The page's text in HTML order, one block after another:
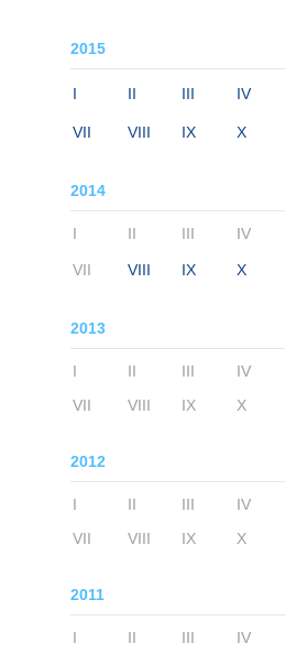
2015
I II III IV
VII VIII IX X
2014
I II III IV
VII VIII IX X
2013
I II III IV
VII
VIII IX X
2012
I II III IV
VII
VIII IX X
2011
I II III IV